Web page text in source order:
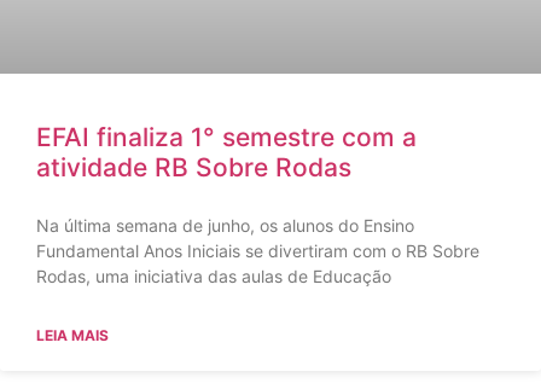
EFAI finaliza 1° semestre com a
atividade RB Sobre Rodas
Na última semana de junho, os alunos do Ensino
Fundamental Anos Iniciais se divertiram com o RB Sobre
Rodas, uma iniciativa das aulas de Educação
LEIA MAIS